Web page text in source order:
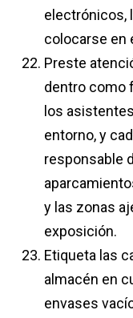
electrónicos,
colocarse en
Preste
dentro como
los
entorno, y
responsable
y las zonas
exposición.
Etiqueta las
almacén en
envases